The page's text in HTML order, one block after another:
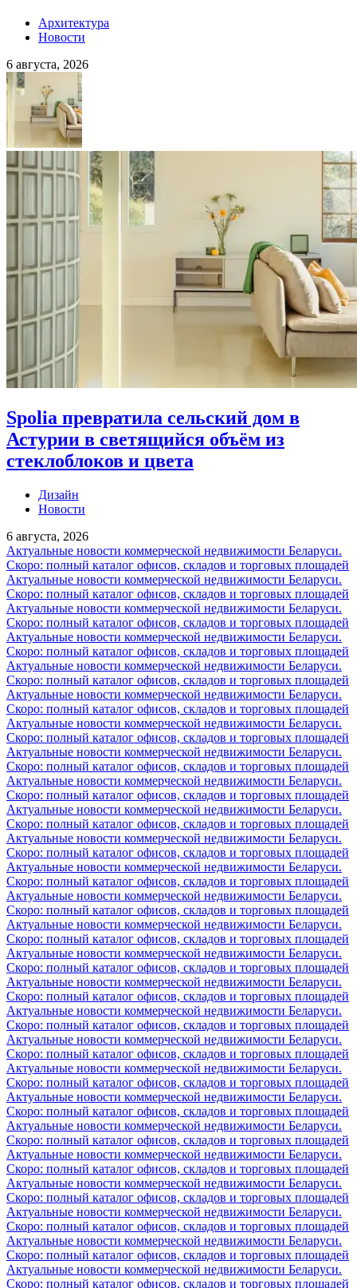
Архитектура
Новости
6 августа, 2026
Spolia превратила сельский дом в
Астурии в светящийся объём из
стеклоблоков и цвета
Дизайн
Новости
6 августа, 2026
Актуальные новости коммерческой недвижимости Беларуси.
Скоро: полный каталог офисов, складов и торговых площадей
Актуальные новости коммерческой недвижимости Беларуси.
Скоро: полный каталог офисов, складов и торговых площадей
Актуальные новости коммерческой недвижимости Беларуси.
Скоро: полный каталог офисов, складов и торговых площадей
Актуальные новости коммерческой недвижимости Беларуси.
Скоро: полный каталог офисов, складов и торговых площадей
Актуальные новости коммерческой недвижимости Беларуси.
Скоро: полный каталог офисов, складов и торговых площадей
Актуальные новости коммерческой недвижимости Беларуси.
Скоро: полный каталог офисов, складов и торговых площадей
Актуальные новости коммерческой недвижимости Беларуси.
Скоро: полный каталог офисов, складов и торговых площадей
Актуальные новости коммерческой недвижимости Беларуси.
Скоро: полный каталог офисов, складов и торговых площадей
Актуальные новости коммерческой недвижимости Беларуси.
Скоро: полный каталог офисов, складов и торговых площадей
Актуальные новости коммерческой недвижимости Беларуси.
Скоро: полный каталог офисов, складов и торговых площадей
Актуальные новости коммерческой недвижимости Беларуси.
Скоро: полный каталог офисов, складов и торговых площадей
Актуальные новости коммерческой недвижимости Беларуси.
Скоро: полный каталог офисов, складов и торговых площадей
Актуальные новости коммерческой недвижимости Беларуси.
Скоро: полный каталог офисов, складов и торговых площадей
Актуальные новости коммерческой недвижимости Беларуси.
Скоро: полный каталог офисов, складов и торговых площадей
Актуальные новости коммерческой недвижимости Беларуси.
Скоро: полный каталог офисов, складов и торговых площадей
Актуальные новости коммерческой недвижимости Беларуси.
Скоро: полный каталог офисов, складов и торговых площадей
Актуальные новости коммерческой недвижимости Беларуси.
Скоро: полный каталог офисов, складов и торговых площадей
Актуальные новости коммерческой недвижимости Беларуси.
Скоро: полный каталог офисов, складов и торговых площадей
Актуальные новости коммерческой недвижимости Беларуси.
Скоро: полный каталог офисов, складов и торговых площадей
Актуальные новости коммерческой недвижимости Беларуси.
Скоро: полный каталог офисов, складов и торговых площадей
Актуальные новости коммерческой недвижимости Беларуси.
Скоро: полный каталог офисов, складов и торговых площадей
Актуальные новости коммерческой недвижимости Беларуси.
Скоро: полный каталог офисов, складов и торговых площадей
Актуальные новости коммерческой недвижимости Беларуси.
Скоро: полный каталог офисов, складов и торговых площадей
Актуальные новости коммерческой недвижимости Беларуси.
Скоро: полный каталог офисов, складов и торговых площадей
Актуальные новости коммерческой недвижимости Беларуси.
Скоро: полный каталог офисов, складов и торговых площадей
Актуальные новости коммерческой недвижимости Беларуси.
Скоро: полный каталог офисов, складов и торговых площадей